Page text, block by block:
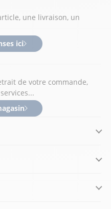
une livraison, un
ici
de votre commande,